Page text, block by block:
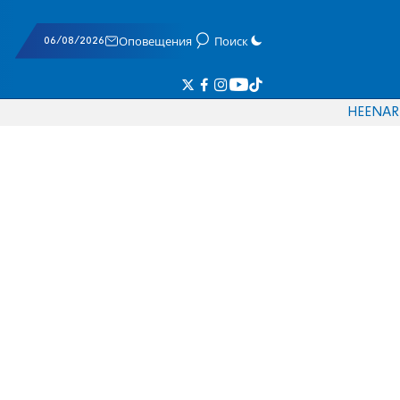
06/08/2026 Оповещения Поиск
HEENAR